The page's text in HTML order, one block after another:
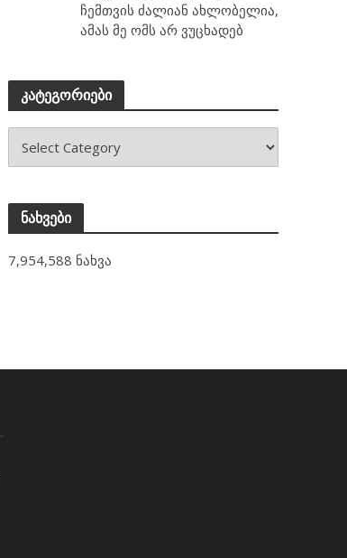
ჩემთვის ძალიან ახლობელია,
ამას მე ომს არ ვუცხადებ
კატეგორიები
ნახვები
7,954,588 ნახვა